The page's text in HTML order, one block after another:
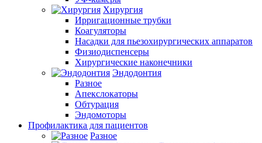
Хирургия
Ирригационные трубки
Коагуляторы
Насадки для пьезохирургических аппаратов
Физиодиспенсеры
Хирургические наконечники
Эндодонтия
Разное
Апекслокаторы
Обтурация
Эндомоторы
Профилактика для пациентов
Разное